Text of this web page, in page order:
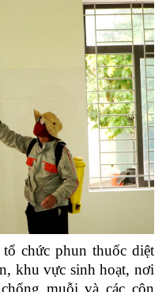
chức phun thuốc diệt
khu vực sinh hoạt, nơi
muỗi và các côn